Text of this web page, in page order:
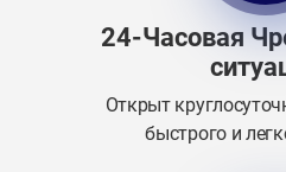
24-Часовая
Открыт
быстрого и